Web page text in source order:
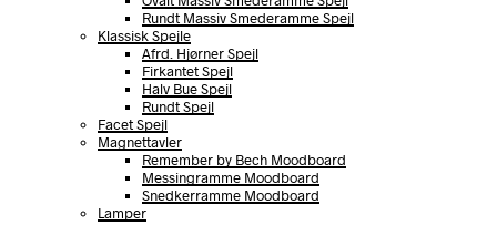
Rundt Massiv Smederamme Spejl
Klassisk Spejle
Afrd. Hjørner Spejl
Firkantet Spejl
Halv Bue Spejl
Rundt Spejl
Facet Spejl
Magnettavler
Remember by Bech Moodboard
Messingramme Moodboard
Snedkerramme Moodboard
Lamper